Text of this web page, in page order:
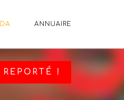
ANNUAIRE
!